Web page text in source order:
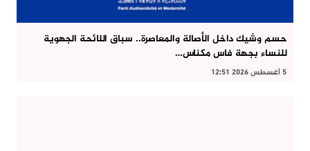
حسم وشيك داخل الأصالة والمعاصرة.. سباق اللائحة الجهوية
للنساء بجهة فاس مكناس…
5 أغسطس 2026 12:51